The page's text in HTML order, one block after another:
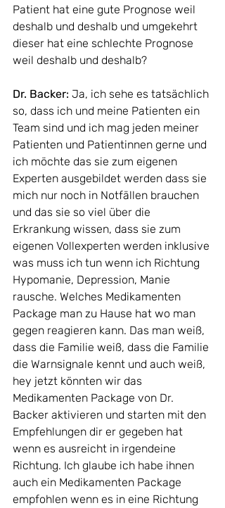
Patient hat eine gute Prognose weil
deshalb und deshalb und umgekehrt
dieser hat eine schlechte Prognose
weil deshalb und deshalb?
Dr. Backer: Ja, ich sehe es tatsächlich
so, dass ich und meine Patienten ein
Team sind und ich mag jeden meiner
Patienten und Patientinnen gerne und
ich möchte das sie zum eigenen
Experten ausgebildet werden dass sie
mich nur noch in Notfällen brauchen
und das sie so viel über die
Erkrankung wissen, dass sie zum
eigenen Vollexperten werden inklusive
was muss ich tun wenn ich Richtung
Hypomanie, Depression, Manie
rausche. Welches Medikamenten
Package man zu Hause hat wo man
gegen reagieren kann. Das man weiß,
dass die Familie weiß, dass die Familie
die Warnsignale kennt und auch weiß,
hey jetzt könnten wir das
Medikamenten Package von Dr.
Backer aktivieren und starten mit den
Empfehlungen dir er gegeben hat
wenn es ausreicht in irgendeine
Richtung. Ich glaube ich habe ihnen
auch ein Medikamenten Package
empfohlen wenn es in eine Richtung